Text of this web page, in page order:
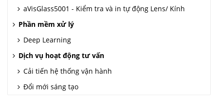
aVisGlass5001 - Kiểm tra và in tự động Lens/ Kính
Phần mềm xử lý
Deep Learning
Dịch vụ hoạt động tư vấn
Cải tiến hệ thống vận hành
Đổi mới sáng tạo